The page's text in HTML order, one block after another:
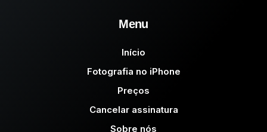
Menu
Início
Fotografia no iPhone
Preços
Cancelar assinatura
Sobre nós